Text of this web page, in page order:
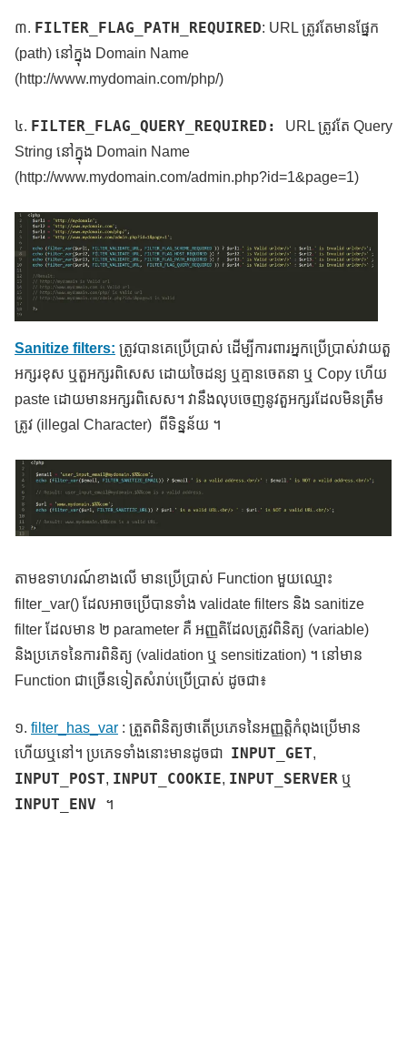
៣. FILTER_FLAG_PATH_REQUIRED: URL ត្រូវតែមានផ្នែក
(path) នៅក្នុង Domain Name
(http://www.mydomain.com/php/)
៤. FILTER_FLAG_QUERY_REQUIRED:
URL ត្រូវតែ Query
String នៅក្នុង Domain Name
(http://www.mydomain.com/admin.php?id=1&page=1)
Sanitize filters: ត្រូវបានគេប្រើប្រាស់ ដើម្បីការពារអ្នកប្រើប្រាស់វាយតួ
អក្សរខុស ឬតួអក្សរពិសេស ដោយចៃដន្យ ឬគ្មានចេតនា ឬ Copy ហើយ
paste ដោយមានអក្សរពិសេស។ វានឹងលុបចេញនូវតួអក្សរដែលមិនត្រឹម
ត្រូវ (illegal Character) ពីទិន្នន័យ ។
តាមឧទាហរណ៍ខាងលើ មានប្រើប្រាស់ Function មួយឈ្មោះ
filter_var() ដែលអាចប្រើបានទាំង validate filters និង sanitize
filter ដែលមាន ២ parameter គឺ អញ្ញតិដែលត្រូវពិនិត្យ (variable)
និងប្រភេទនៃការពិនិត្យ (validation ឬ sensitization) ។ នៅមាន
Function ជាច្រើនទៀតសំរាប់ប្រើប្រាស់ ដូចជា៖
១. filter_has_var : ត្រួតពិនិត្យថាតើប្រភេទនៃអញ្ញត្តិកំពុងប្រើមាន
ហើយឬនៅ។ ប្រភេទទាំងនោះមានដូចជា INPUT_GET,
INPUT_POST, INPUT_COOKIE, INPUT_SERVER ឬ
INPUT_ENV ។